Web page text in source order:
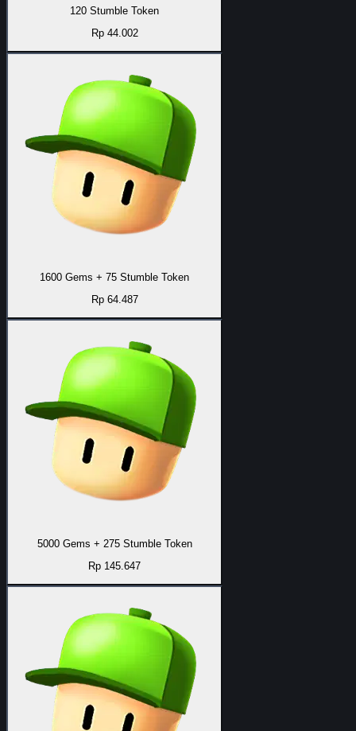
120 Stumble Token
Rp 44.002
1600 Gems + 75 Stumble Token
Rp 64.487
5000 Gems + 275 Stumble Token
Rp 145.647